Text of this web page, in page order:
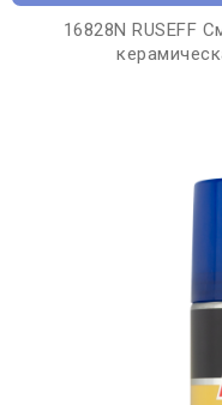
16828N RUSEFF